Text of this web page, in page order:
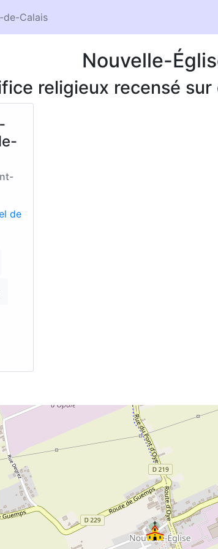
de-Calais
Nouvelle-
religieux recensé